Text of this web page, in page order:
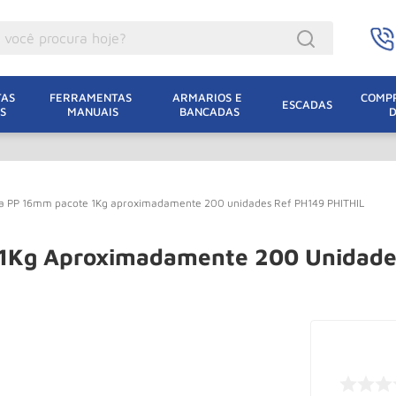
FERRAMENTAS
MANUAIS
ARMARIOS E
BANCADAS
ESCADAS
PP 16mm pacote 1Kg aproximadamente 200 unidades Ref PH149 PHITHIL
Aproximadamente 200